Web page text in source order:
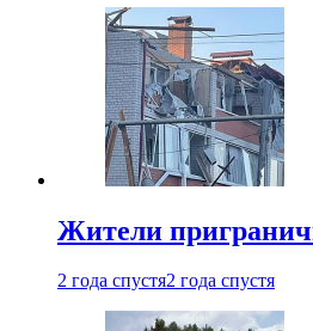
Жители
2 года спустя2 года спустя